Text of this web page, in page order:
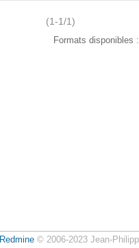
(1-1/1)
Formats disponibles :
Redmine© 2006-2023 Jean-